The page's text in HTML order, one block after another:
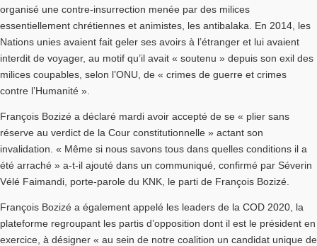
organisé une contre-insurrection menée par des milices
essentiellement chrétiennes et animistes, les antibalaka. En 2014, les
Nations unies avaient fait geler ses avoirs à l’étranger et lui avaient
interdit de voyager, au motif qu’il avait « soutenu » depuis son exil des
milices coupables, selon l’ONU, de « crimes de guerre et crimes
contre l’Humanité ».
François Bozizé a déclaré mardi avoir accepté de se « plier sans
réserve au verdict de la Cour constitutionnelle » actant son
invalidation. « Même si nous savons tous dans quelles conditions il a
été arraché » a-t-il ajouté dans un communiqué, confirmé par Séverin
Vélé Faimandi, porte-parole du KNK, le parti de François Bozizé.
François Bozizé a également appelé les leaders de la COD 2020, la
plateforme regroupant les partis d’opposition dont il est le président en
exercice, à désigner « au sein de notre coalition un candidat unique de